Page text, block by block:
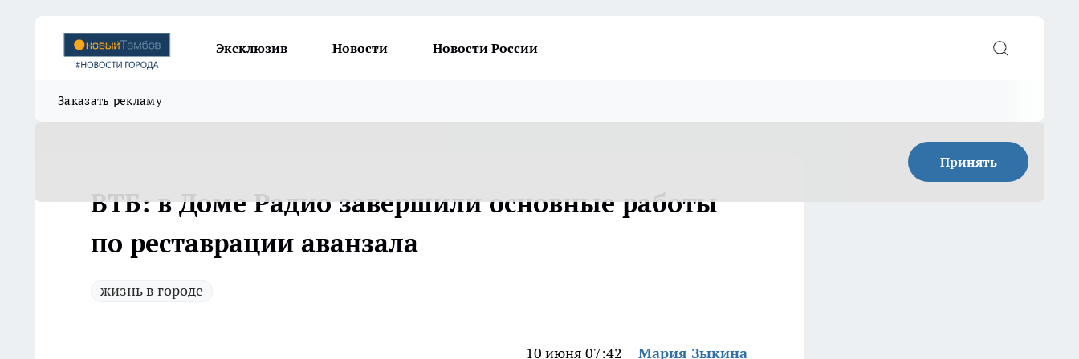
Эксклюзив Новости Новости России
Заказать рекламу
Принять
ВТБ: в Доме Радио завершили основные работы
по реставрации аванзала
жизнь в городе
10 июня 07:42 Мария Зыкина